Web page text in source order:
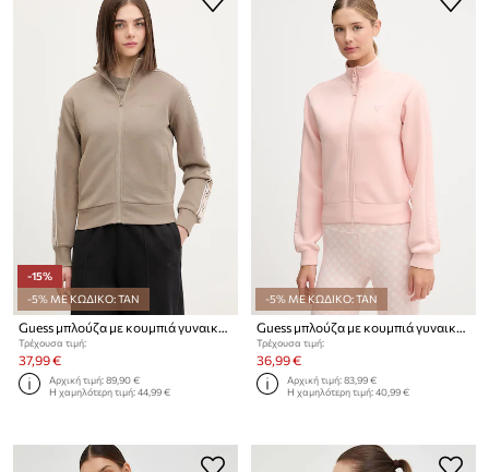
-15%
-5% ΜΕ ΚΩΔΙΚΟ: TAN
Guess μπλούζα με κουμπιά γυναικεία με βαμβάκι BRITNEY
Τρέχουσα τιμή:
37,99 €
Αρχική τιμή:89,90 €
Η χαμηλότερη τιμή:44,99 €
-5% ΜΕ ΚΩΔΙΚΟ: TAN
Guess μπλούζα με κουμπιά γυναικεία με βισκόζη NEW ALLIE
Τρέχουσα τιμή:
36,99 €
Αρχική τιμή:83,99 €
Η χαμηλότερη τιμή:40,99 €